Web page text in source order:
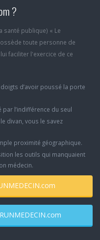
?
santé publique) « Le
toute personne de
faciliter l'exercice de ce
d’avoir poussé la porte
l’indifférence du seul
divan, vous le savez
proximité géographique.
les outils qui manquaient
médecin.
CHOISIRUNMEDECIN.com